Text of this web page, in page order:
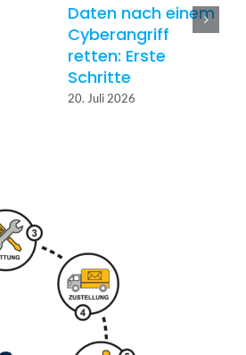
Daten nach einem
Cyberangriff
retten: Erste
Schritte
20. Juli 2026